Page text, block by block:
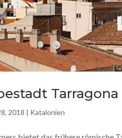
Tarragona
2018 | Katalonien